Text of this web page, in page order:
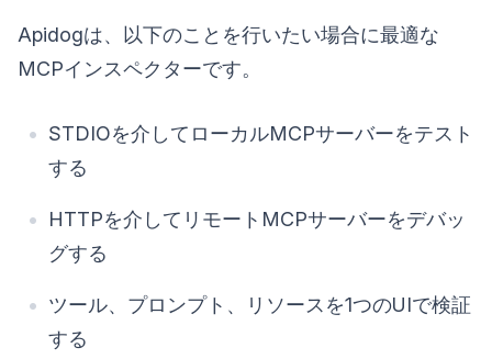
Apidogは、以下のことを行いたい場合に最適な
MCPインスペクターです。
STDIOを介してローカルMCPサーバーをテスト
する
HTTPを介してリモートMCPサーバーをデバッ
グする
ツール、プロンプト、リソースを1つのUIで検証
する